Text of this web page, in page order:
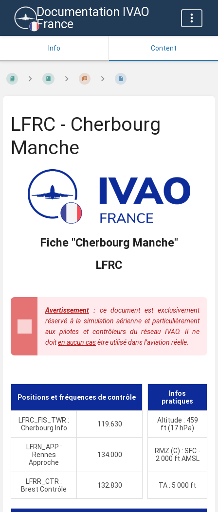
Documentation IVAO
France
Info Content
LFRC - Cherbourg
Manche
Fiche "Cherbourg Manche"
LFRC
Avertissement :ce document est exclusivement
réservé à la simulation aérienne et particulièrement
aux pilotes et contrôleurs du réseau IVAO. Il ne
doiten aucun casêtre utilisé dans l’aviation réelle.
Positions et fréquences de contrôle
Infos
pratiques
LFRC_FIS_TWR :
Cherbourg Info
119.630
Altitude : 459
ft (17 hPa)
LFRN_APP :
Rennes
Approche
134.000
RMZ (G) : SFC -
2 000 ft AMSL
LFRR_CTR :
Brest Contrôle
132.830 TA : 5 000 ft